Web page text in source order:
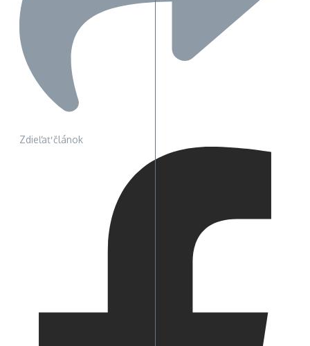
Zdieľať článok